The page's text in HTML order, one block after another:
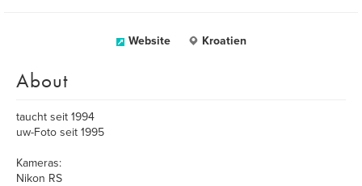
Website Kroatien
About
taucht seit 1994
uw-Foto seit 1995
Kameras:
Nikon RS